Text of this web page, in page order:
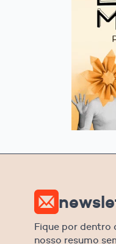
Fique por dentro
nosso resumo